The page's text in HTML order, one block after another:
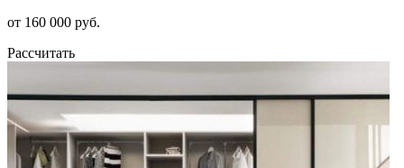
от 160 000 руб.
Рассчитать